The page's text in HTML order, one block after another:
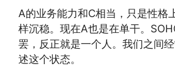
A的业务能力和C相当，只是性格
样沉稳。现在A也是在单干。
罢，反正就是一个人。我们之间
述这个状态。